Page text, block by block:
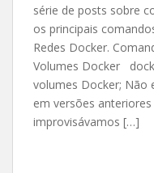
série de posts sobre
os principais
Redes Docker.
Volumes Docker
volumes Docker; Não
em versões
improvisávamos […]